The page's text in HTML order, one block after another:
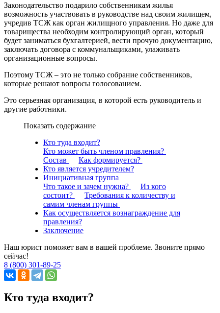
Законодательство подарило собственникам жилья
возможность участвовать в руководстве над своим жилищем,
учредив ТСЖ как орган жилищного управления. Но даже для
товарищества необходим контролирующий орган, который
будет заниматься бухгалтерией, вести прочую документацию,
заключать договора с коммунальщиками, улаживать
организационные вопросы.
Поэтому ТСЖ – это не только собрание собственников,
которые решают вопросы голосованием.
Это серьезная организация, в которой есть руководитель и
другие работники.
Показать содержание
Кто туда входит?
Кто может быть членом правления?
Состав
Как формируется?
Кто является учредителем?
Инициативная группа
Что такое и зачем нужна?
Из кого
состоит?
Требования к количеству и
самим членам группы
Как осуществляется вознаграждение для
правления?
Заключение
Наш юрист поможет вам в вашей проблеме. Звоните прямо
сейчас!
8 (800) 301-89-25
Кто туда входит?